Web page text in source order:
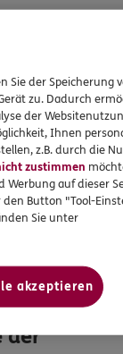
Sie hierzu
einem
, der Ihnen
nur
der
Sie der Speicherung
zu. Dadurch
der
Ihnen
z.B. durch die
zustimmen
Werbung auf dieser
Button "Tool-
Sie unter
akzeptieren